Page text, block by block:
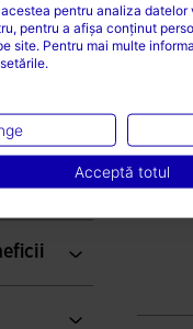
Tricou
L
5 din
pentru analiza
pentru a afișa conținut
site. Pentru mai multe
Acceptă totul